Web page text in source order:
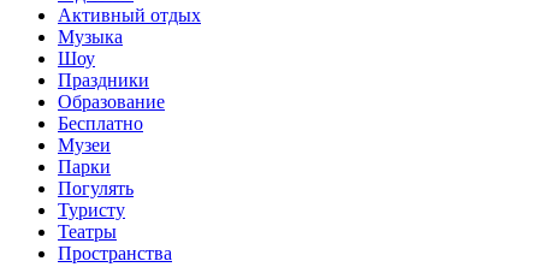
Активный отдых
Музыка
Шоу
Праздники
Образование
Бесплатно
Музеи
Парки
Погулять
Туристу
Театры
Пространства